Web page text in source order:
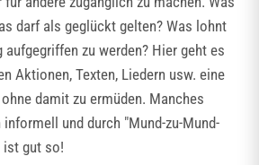
darf als geglückt gelten? Was lohnt
zu werden? Hier geht es
Aktionen, Texten, Liedern usw. eine
damit zu ermüden. Manches
und durch "Mund-zu-Mund-
ist gut so!